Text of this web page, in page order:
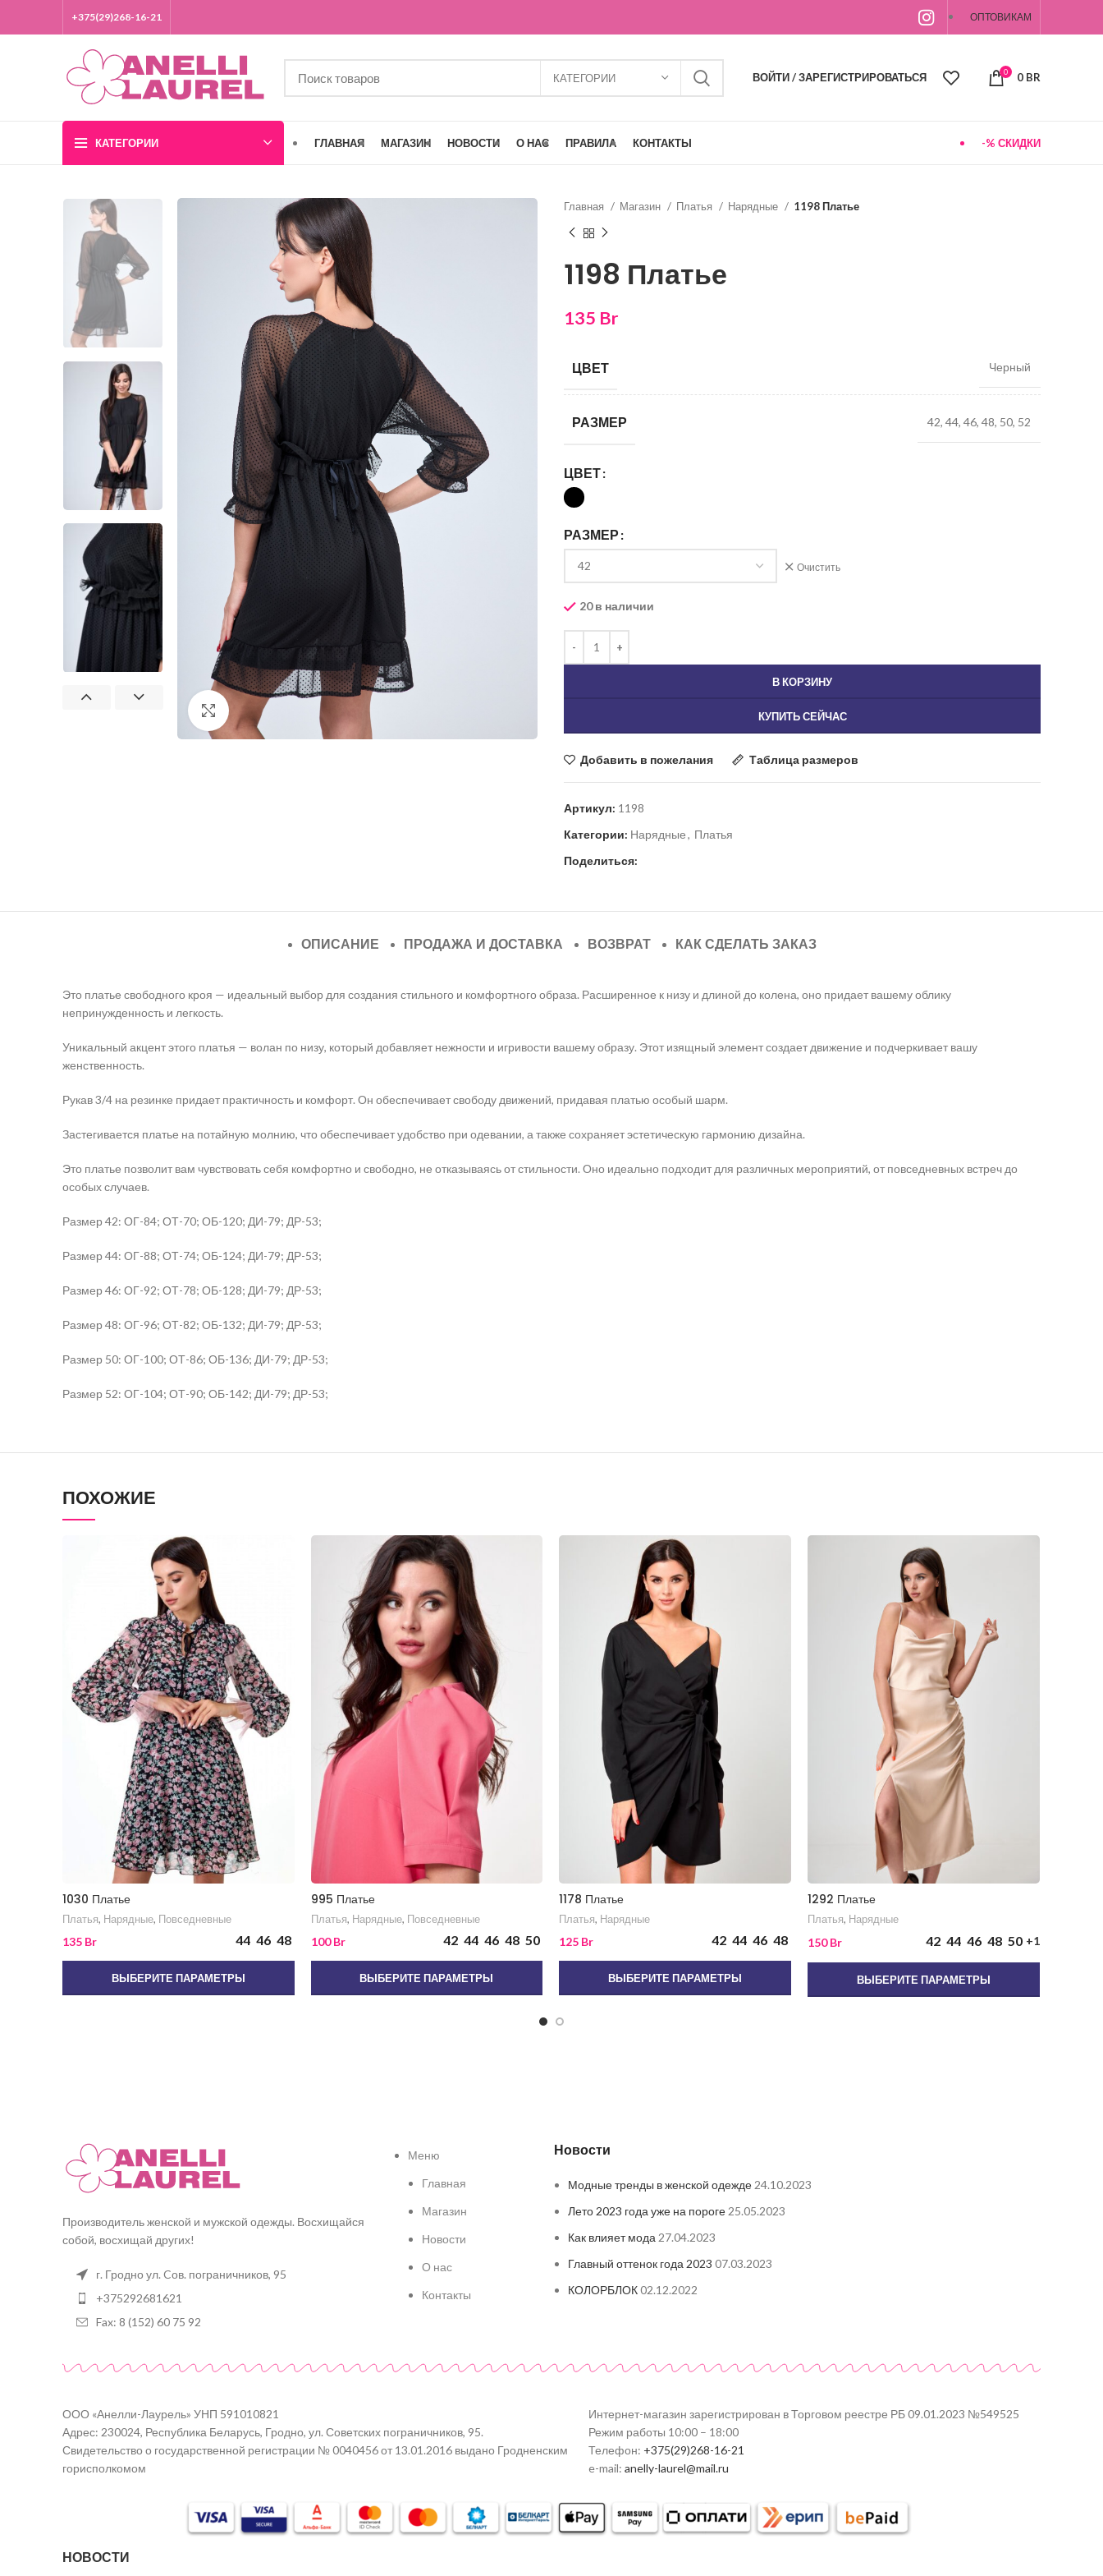
+375(29)268-16-21 ОПТОВИКАМ
КАТЕГОРИИ ВОЙТИ / ЗАРЕГИСТРИРОВАТЬСЯ 0 0 BR
КАТЕГОРИИ ГЛАВНАЯ МАГАЗИН НОВОСТИ О НАС ПРАВИЛА КОНТАКТЫ -% СКИДКИ
Нажмите, чтобы увеличить изображение
Главная Магазин Платья Нарядные 1198 Платье
1198 Платье
135 Br
ЦВЕТ Черный
РАЗМЕР 42, 44, 46, 48, 50, 52
ЦВЕТ
РАЗМЕР
Очистить
20 в наличии
В КОРЗИНУ
КУПИТЬ СЕЙЧАС
Добавить в пожелания Таблица размеров
Артикул: 1198
Категории: Нарядные, Платья
Поделиться:
ОПИСАНИЕ ПРОДАЖА И ДОСТАВКА ВОЗВРАТ КАК СДЕЛАТЬ ЗАКАЗ
Это платье свободного кроя — идеальный выбор для создания стильного и комфортного образа. Расширенное к низу и длиной до колена, оно придает вашему облику
непринужденность и легкость.
Уникальный акцент этого платья — волан по низу, который добавляет нежности и игривости вашему образу. Этот изящный элемент создает движение и подчеркивает вашу
женственность.
Рукав 3/4 на резинке придает практичность и комфорт. Он обеспечивает свободу движений, придавая платью особый шарм.
Застегивается платье на потайную молнию, что обеспечивает удобство при одевании, а также сохраняет эстетическую гармонию дизайна.
Это платье позволит вам чувствовать себя комфортно и свободно, не отказываясь от стильности. Оно идеально подходит для различных мероприятий, от повседневных встреч до
особых случаев.
Размер 42: ОГ-84; ОТ-70; ОБ-120; ДИ-79; ДР-53;
Размер 44: ОГ-88; ОТ-74; ОБ-124; ДИ-79; ДР-53;
Размер 46: ОГ-92; ОТ-78; ОБ-128; ДИ-79; ДР-53;
Размер 48: ОГ-96; ОТ-82; ОБ-132; ДИ-79; ДР-53;
Размер 50: ОГ-100; ОТ-86; ОБ-136; ДИ-79; ДР-53;
Размер 52: ОГ-104; ОТ-90; ОБ-142; ДИ-79; ДР-53;
ПОХОЖИЕ
1030 Платье
Платья, Нарядные, Повседневные
135 Br 44 46 48
ВЫБЕРИТЕ ПАРАМЕТРЫ
995 Платье
Платья, Нарядные, Повседневные
100Br 42 44 46 48 50
ВЫБЕРИТЕ ПАРАМЕТРЫ
1178 Платье
Платья, Нарядные
125 Br 42 44 46 48
ВЫБЕРИТЕ ПАРАМЕТРЫ
1292 Платье
Платья, Нарядные
150Br 42 44 46 48 50 +1
ВЫБЕРИТЕ ПАРАМЕТРЫ
Производитель женской и мужской одежды. Восхищайся
собой, восхищай других!
г. Гродно ул. Cов. пограничников, 95
+375292681621
Fax: 8 (152) 60 75 92
Меню
Главная
Магазин
Новости
О нас
Контакты
Новости
Модные тренды в женской одежде 24.10.2023
Лето 2023 года уже на пороге 25.05.2023
Как влияет мода 27.04.2023
Главный оттенок года 2023 07.03.2023
КОЛОРБЛОК 02.12.2022
ООО «Анелли-Лаурель» УНП 591010821
Адрес: 230024, Республика Беларусь, Гродно, ул. Советских пограничников, 95.
Свидетельство о государственной регистрации № 0040456 от 13.01.2016 выдано Гродненским
горисполкомом
Интернет-магазин зарегистрирован в Торговом реестре РБ 09.01.2023 №549525
Режим работы 10:00 – 18:00
Телефон: +375(29)268-16-21
e-mail: anelly-laurel@mail.ru
НОВОСТИ